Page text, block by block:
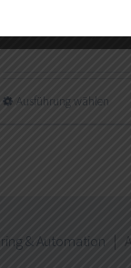
Ausführung wählen
& Automation |